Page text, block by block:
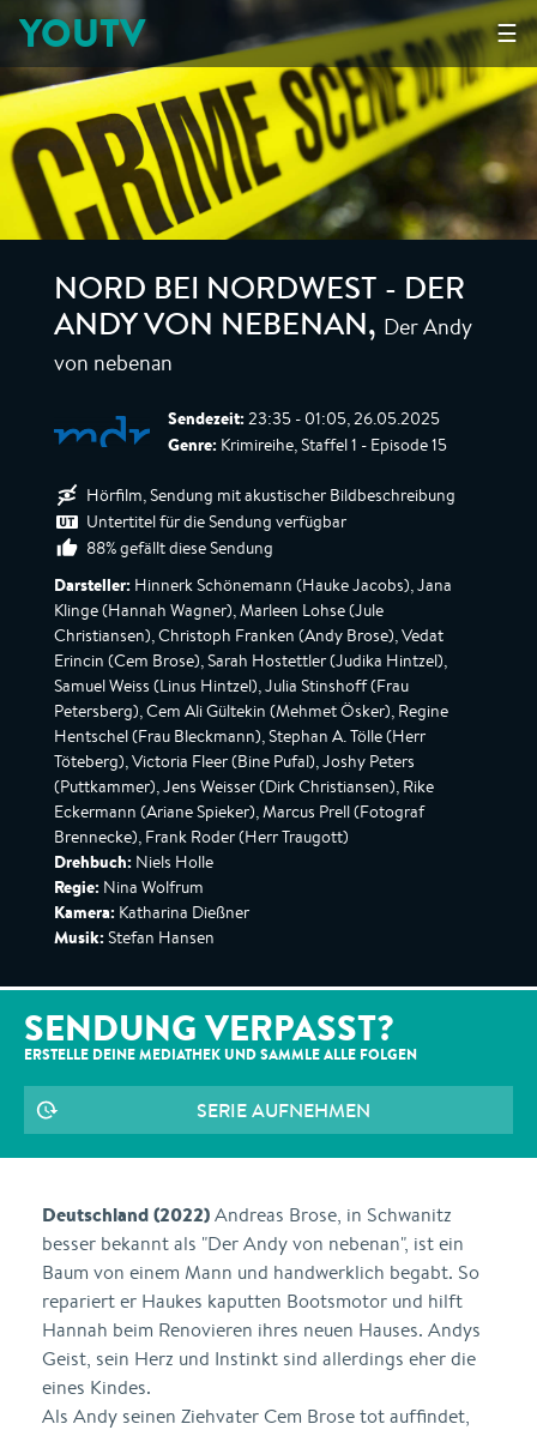
☰
YOUTV
NORD BEI NORDWEST - DER
ANDY VON NEBENAN, Der Andy
von nebenan
Sendezeit: 23:35 - 01:05, 26.05.2025
Genre: Krimireihe, Staffel 1 - Episode 15
Hörfilm, Sendung mit akustischer Bildbeschreibung
Untertitel für die Sendung verfügbar
88% gefällt diese Sendung
Darsteller: Hinnerk Schönemann (Hauke Jacobs), Jana
Klinge (Hannah Wagner), Marleen Lohse (Jule
Christiansen), Christoph Franken (Andy Brose), Vedat
Erincin (Cem Brose), Sarah Hostettler (Judika Hintzel),
Samuel Weiss (Linus Hintzel), Julia Stinshoff (Frau
Petersberg), Cem Ali Gültekin (Mehmet Ösker), Regine
Hentschel (Frau Bleckmann), Stephan A. Tölle (Herr
Töteberg), Victoria Fleer (Bine Pufal), Joshy Peters
(Puttkammer), Jens Weisser (Dirk Christiansen), Rike
Eckermann (Ariane Spieker), Marcus Prell (Fotograf
Brennecke), Frank Roder (Herr Traugott)
Drehbuch: Niels Holle
Regie: Nina Wolfrum
Kamera: Katharina Dießner
Musik: Stefan Hansen
SENDUNG VERPASST?
ERSTELLE DEINE MEDIATHEK UND SAMMLE ALLE FOLGEN
SERIE AUFNEHMEN
Deutschland (2022)Andreas Brose, in Schwanitz
besser bekannt als "Der Andy von nebenan", ist ein
Baum von einem Mann und handwerklich begabt. So
repariert er Haukes kaputten Bootsmotor und hilft
Hannah beim Renovieren ihres neuen Hauses. Andys
Geist, sein Herz und Instinkt sind allerdings eher die
eines Kindes.
Als Andy seinen Ziehvater Cem Brose tot auffindet,